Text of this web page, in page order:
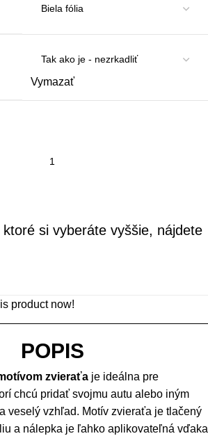
Vymazať
ktoré si vyberáte vyššie, nájdete
product now!
POPIS
zvieraťa je ideálna pre
chcú pridať svojmu autu alebo iným
veselý vzhľad. Motív zvieraťa je tlačený
a nálepka je ľahko aplikovateľná vďaka